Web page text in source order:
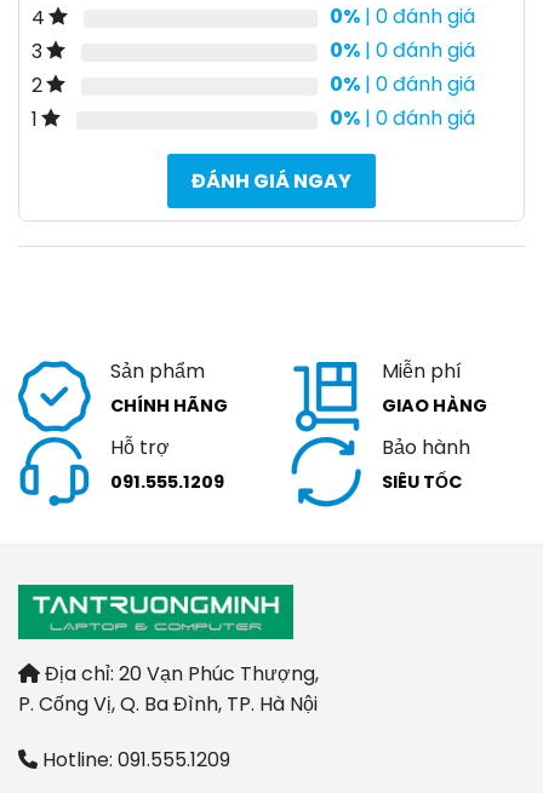
4
0% | 0 đánh giá
3
0% | 0 đánh giá
2
0% | 0 đánh giá
1
0% | 0 đánh giá
ĐÁNH GIÁ NGAY
Sản phẩm
CHÍNH HÃNG
Miễn phí
GIAO HÀNG
Hỗ trợ
091.555.1209
Bảo hành
SIÊU TỐC
Địa chỉ: 20 Vạn Phúc Thượng,
P. Cống Vị, Q. Ba Đình, TP. Hà Nội
Hotline: 091.555.1209